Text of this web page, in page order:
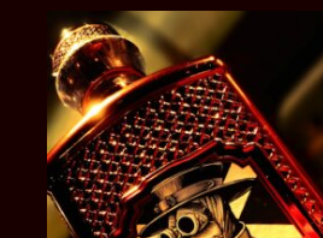
お知らせ
アクセス店舗案内